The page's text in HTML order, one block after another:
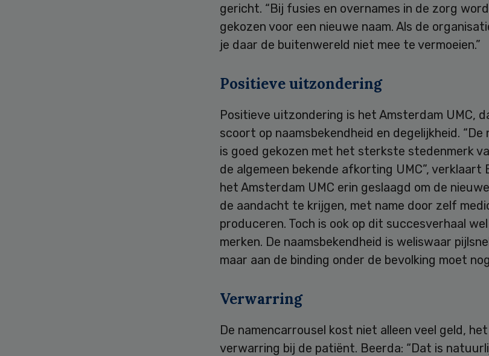
gericht. “Bij fusies en overnames in de zorg
gekozen voor een nieuwe naam. Als de
je daar de buitenwereld niet mee te vermoeien.”
Positieve uitzondering
Positieve uitzondering is het Amsterdam UMC,
scoort op naamsbekendheid en degelijkheid. “De
is goed gekozen met het sterkste stedenmerk
de algemeen bekende afkorting UMC”, verklaart
het Amsterdam UMC erin geslaagd om de
de aandacht te krijgen, met name door zelf
produceren. Toch is ook op dit succesverhaal
merken. De naamsbekendheid is weliswaar
maar aan de binding onder de bevolking moet
Verwarring
De namencarrousel kost niet alleen veel geld,
verwarring bij de patiënt. Beerda: “Dat is